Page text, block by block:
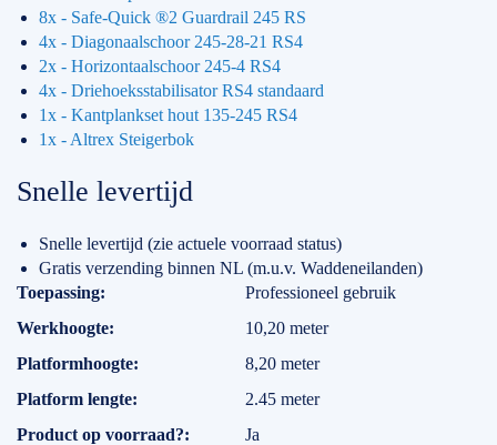
8x - Safe-Quick ®2 Guardrail 245 RS
4x - Diagonaalschoor 245-28-21 RS4
2x - Horizontaalschoor 245-4 RS4
4x - Driehoeksstabilisator RS4 standaard
1x - Kantplankset hout 135-245 RS4
1x - Altrex Steigerbok
Snelle levertijd
Snelle levertijd (zie actuele voorraad status)
Gratis verzending binnen NL (m.u.v. Waddeneilanden)
Specificaties
Toepassing
Professioneel gebruik
Werkhoogte
10,20 meter
Platformhoogte
8,20 meter
Platform lengte
2.45 meter
Product op voorraad?
Ja